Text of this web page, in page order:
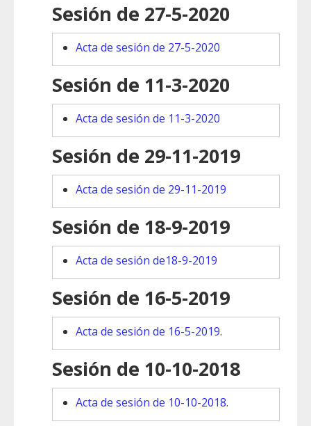
Sesión de 27-5-2020
Acta de sesión de 27-5-2020
Sesión de 11-3-2020
Acta de sesión de 11-3-2020
Sesión de 29-11-2019
Acta de sesión de 29-11-2019
Sesión de 18-9-2019
Acta de sesión de18-9-2019
Sesión de 16-5-2019
Acta de sesión de 16-5-2019.
Sesión de 10-10-2018
Acta de sesión de 10-10-2018.